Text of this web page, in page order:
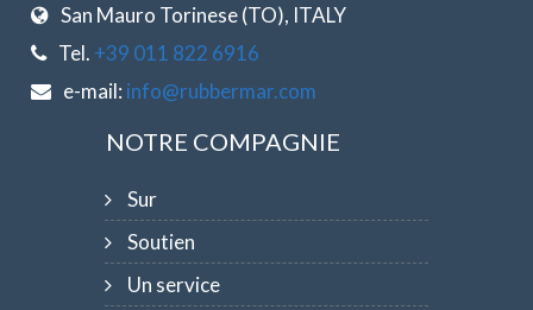
San Mauro Torinese (TO), ITALY
Tel. +39 011 822 6916
e-mail: info@rubbermar.com
NOTRE COMPAGNIE
Sur
Soutien
Un service